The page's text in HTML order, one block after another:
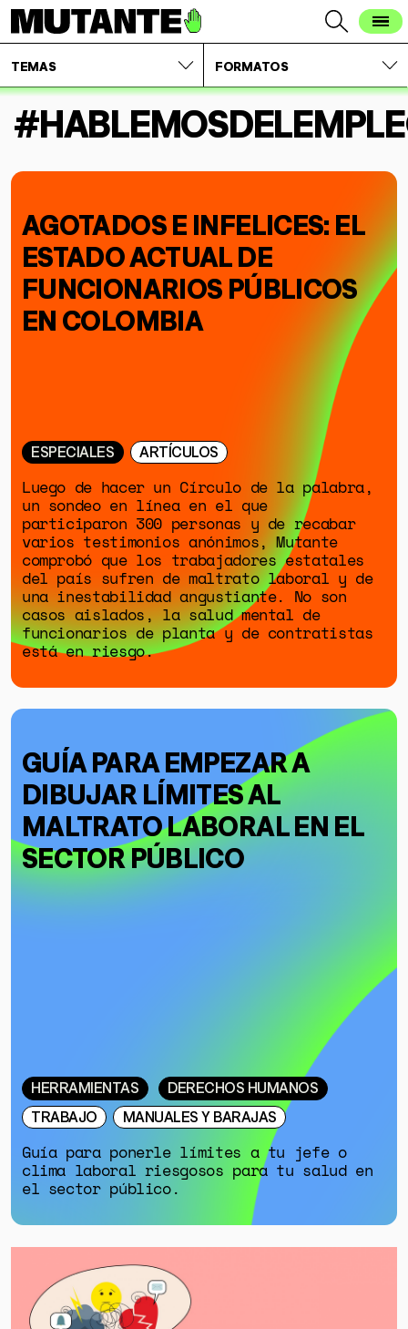
TEMAS FORMATOS
AGOTADOS E INFELICES: EL
ESTADO ACTUAL DE
FUNCIONARIOS PÚBLICOS
EN COLOMBIA
ESPECIALES ARTÍCULOS
Luego de hacer un Círculo de la palabra,
un sondeo en línea en el que
participaron 300 personas y de recabar
varios testimonios anónimos, Mutante
comprobó que los trabajadores estatales
del país sufren de maltrato laboral y de
una inestabilidad angustiante. No son
casos aislados, la salud mental de
funcionarios de planta y de contratistas
está en riesgo.
GUÍA PARA EMPEZAR A
DIBUJAR LÍMITES AL
MALTRATO LABORAL EN EL
SECTOR PÚBLICO
HERRAMIENTAS
DERECHOS HUMANOS
TRABAJO
MANUALES Y BARAJAS
Guía para ponerle límites a tu jefe o
clima laboral riesgosos para tu salud en
el sector público.